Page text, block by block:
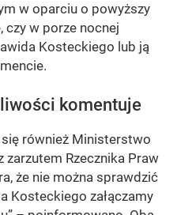
w oparciu o powyższy
w porze nocnej
Kosteckiego lub ją
komentuje
się również Ministerstwo
zarzutem Rzecznika Praw
że nie można sprawdzić
Kosteckiego załączamy